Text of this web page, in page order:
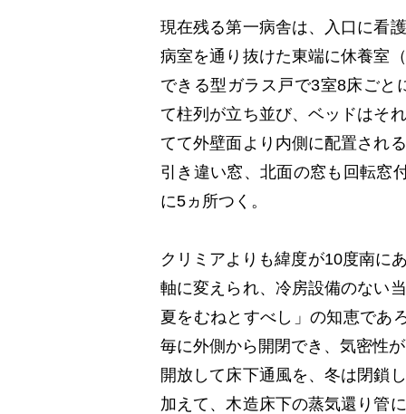
現在残る第一病舎は、入口に看
病室を通り抜けた東端に休養室
できる型ガラス戸で3室8床ごと
て柱列が立ち並び、ベッドはそ
てて外壁面より内側に配置され
引き違い窓、北面の窓も回転窓
に5ヵ所つく。
クリミアよりも緯度が10度南に
軸に変えられ、冷房設備のない
夏をむねとすべし」の知恵であ
毎に外側から開閉でき、気密性
開放して床下通風を、冬は閉鎖
加えて、木造床下の蒸気還り管